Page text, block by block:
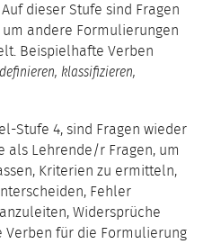
dieser Stufe sind Fragen
andere Formulierungen
Beispielhafte Verben
klassifizieren,
Stufe 4, sind Fragen wieder
als Lehrende/r Fragen, um
Kriterien zu ermitteln,
Fehler
Widersprüche
Verben für die Formulierung